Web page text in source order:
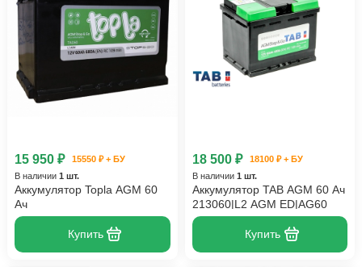
15 950 ₽
15550 ₽ + БУ
В наличии 1 шт.
Аккумулятор Topla AGM 60
Ач
Купить
18 500 ₽
18100 ₽ + БУ
В наличии 1 шт.
Аккумулятор TAB AGM 60 Ач
213060|L2 AGM ED|AG60
Купить